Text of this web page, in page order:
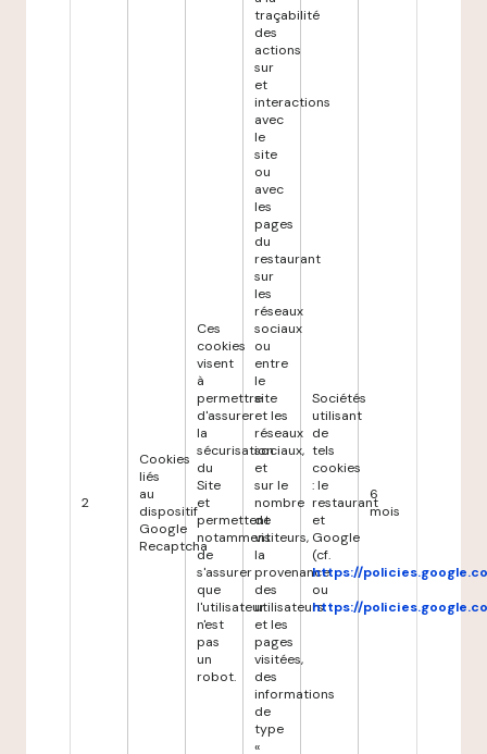
2
Cookies
liés
au
dispositif
Google
Recaptcha
Ces
cookies
visent
à
permettre
d'assurer
la
sécurisation
du
Site
et
permettent
notamment
de
s'assurer
que
l'utilisateur
n'est
pas
un
robot.
traçabilité
des
actions
sur
et
interactions
avec
le
site
ou
avec
les
pages
du
restaurant
sur
les
réseaux
sociaux
ou
entre
le
site
et les
réseaux
sociaux,
et
sur le
nombre
de
visiteurs,
la
provenance
des
utilisateurs
et les
pages
visitées,
des
informations
de
type
«
Sociétés
utilisant
de
tels
cookies
: le
restaurant
et
Google
(cf.
https://
ou
https://
6
mois